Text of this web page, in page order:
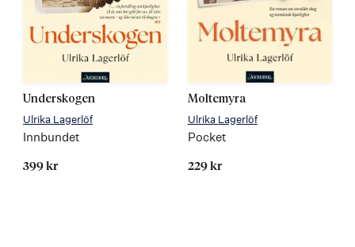
Underskogen
Ulrika Lagerlöf
Innbundet
399 kr
Moltemyra
Ulrika Lagerlöf
Pocket
229 kr